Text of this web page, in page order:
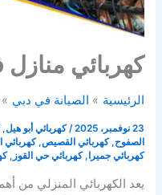
كهربائي
الرئيسية الصيانة في دبي
23 نوفمبر، 2025 /كهربائي أبو هيل,
الصفوح,كهربائي القصيص,كهربائي
كهربائي جميرا ,كهربائي حي القوز ,
يعد الكهربائي المنزلي من